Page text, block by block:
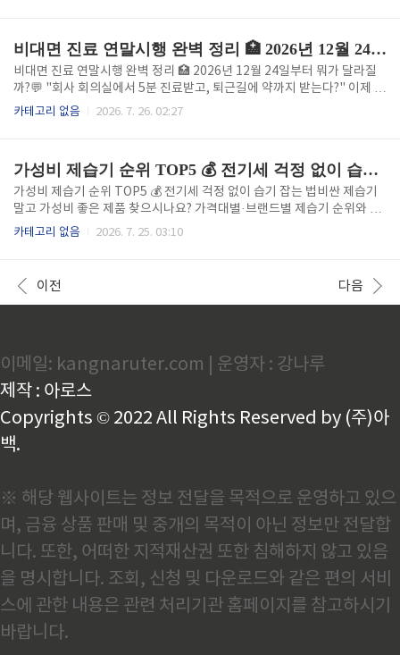
→ 612만원)26년째 그대로였던 **최저 보험료(하한선)**도 최저임금과
연동해서 올라가요하한선 인상은 저소득층 부담을 줄이기 위해 2027년부
터 단계적으로 적용돼요 건강보험료 줄이는방법 바로가기 건강보험료 계
산하기 국민건강보험 홈페이지 💰 상한선, 얼마나 오..
비대면 진료 연말시행 완벽 정리 🏥 2026년 12월 24일부터 뭐가 달라질까?
비대면 진료 연말시행 완벽 정리 🏥 2026년 12월 24일부터 뭐가 달라질
까?💬 "회사 회의실에서 5분 진료받고, 퇴근길에 약까지 받는다?" 이제 더
이상 시범사업이 아니에요.비대면 진료가 진짜 법으로 확정됐거든요.언제
일, 뭐가 바뀌나요?나도 받을 수 있을까? (재진 vs 초진)약 배송, 어디까지
가능할까?지금 당장 이용하는 방법 (스텝별)주의할 점 3가지자주 묻는 질
문 (FAQ)1. 비대면 진료, 왜 갑자기 화제일까? 비대면 진료는 쉽게 말하면
"병원에 안 가고 스마트폰이나 컴퓨터..
카테고리 없음 2026. 7. 26. 02:27
가성비 제습기 순위 TOP5 💰 전기세 걱정 없이 습기 잡는 법
가성비 제습기 순위 TOP5 💰 전기세 걱정 없이 습기 잡는 법비싼 제습기
말고 가성비 좋은 제품 찾으시나요? 가격대별·브랜드별 제습기 순위와 전
기세까지 꼼꼼히 비교해드려요.여름철 제습기추천 완벽가이드 제습기 필
터 50만원대까지 다양한데, 무조건 비싼 게 좋은 건 아니에요. 아래 4가지
기준만 체크하면 돈 아끼면서도 좋은 제품 고를 수 있어요.💰 가격 대비 제
카테고리 없음 2026. 7. 25. 03:10
이전 다음
이메일: kangnaruter.com | 운영자 : 강나루
제작 : 아로스
Copyrights © 2022 All Rights Reserved by (주)아
백.
※ 해당 웹사이트는 정보 전달을 목적으로 운영하고 있으
며, 금융 상품 판매 및 중개의 목적이 아닌 정보만 전달합
니다. 또한, 어떠한 지적재산권 또한 침해하지 않고 있음
을 명시합니다. 조회, 신청 및 다운로드와 같은 편의 서비
스에 관한 내용은 관련 처리기관 홈페이지를 참고하시기
바랍니다.